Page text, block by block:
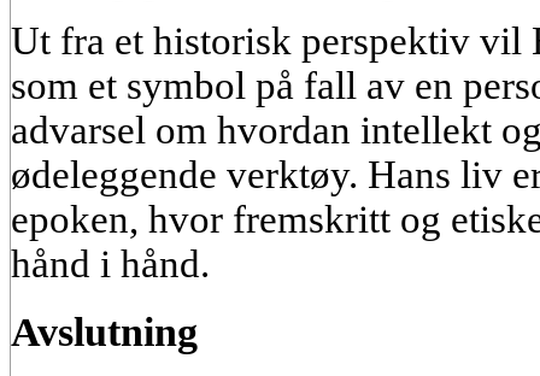
Ut fra et historisk perspektiv vil
som et symbol på fall av en
advarsel om hvordan intellekt
ødeleggende verktøy. Hans liv
epoken, hvor fremskritt og
hånd i hånd.
Avslutning